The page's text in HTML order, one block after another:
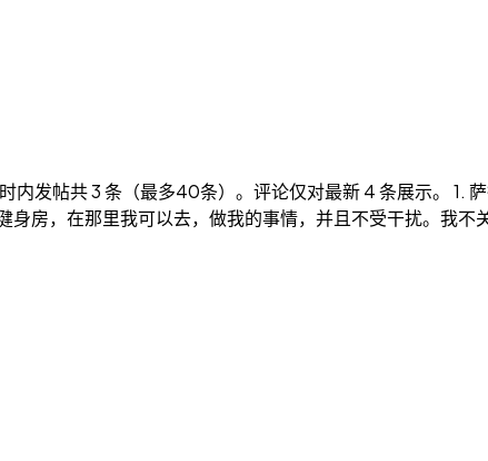
帖共 3 条（最多40条）。评论仅对最新 4 条展示。 1. 萨
房，在那里我可以去，做我的事情，并且不受干扰。我不